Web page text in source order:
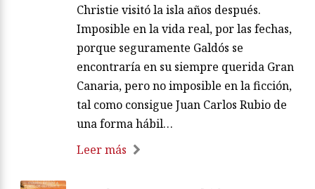
Christie visitó la isla años después.
Imposible en la vida real, por las fechas,
porque seguramente Galdós se
encontraría en su siempre querida Gran
Canaria, pero no imposible en la ficción,
tal como consigue Juan Carlos Rubio de
una forma hábil…
Leer más